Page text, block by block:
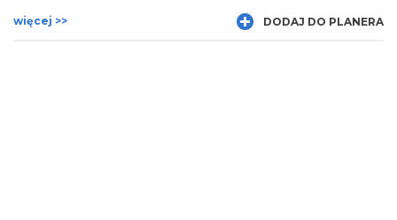
więcej >> DODAJ DO PLANERA